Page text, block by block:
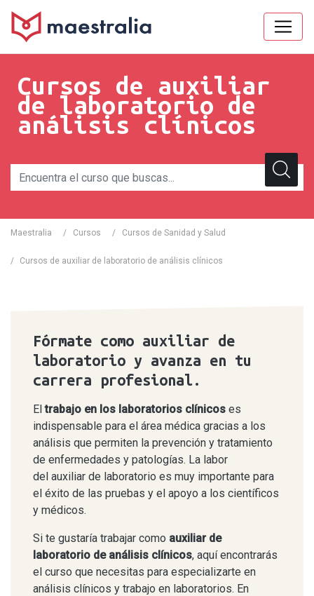
Cursos de auxiliar
de laboratorio de
análisis clínicos
Maestralia / Cursos / Cursos de Sanidad y Salud
/ Cursos de auxiliar de laboratorio de análisis clínicos
Fórmate como auxiliar de
laboratorio y avanza en tu
carrera profesional.
Eltrabajo en los laboratorios clínicos es
indispensable para el área médica gracias a los
análisis que permiten la prevención y tratamiento
de enfermedades y patologías. La labor
del auxiliar de laboratorio es muy importante para
el éxito de las pruebas y el apoyo a los científicos
y médicos.
Si te gustaría trabajar como auxiliar de
laboratorio de análisis clínicos, aquí encontrarás
el curso que necesitas para especializarte en
análisis clínicos y trabajo en laboratorios. En